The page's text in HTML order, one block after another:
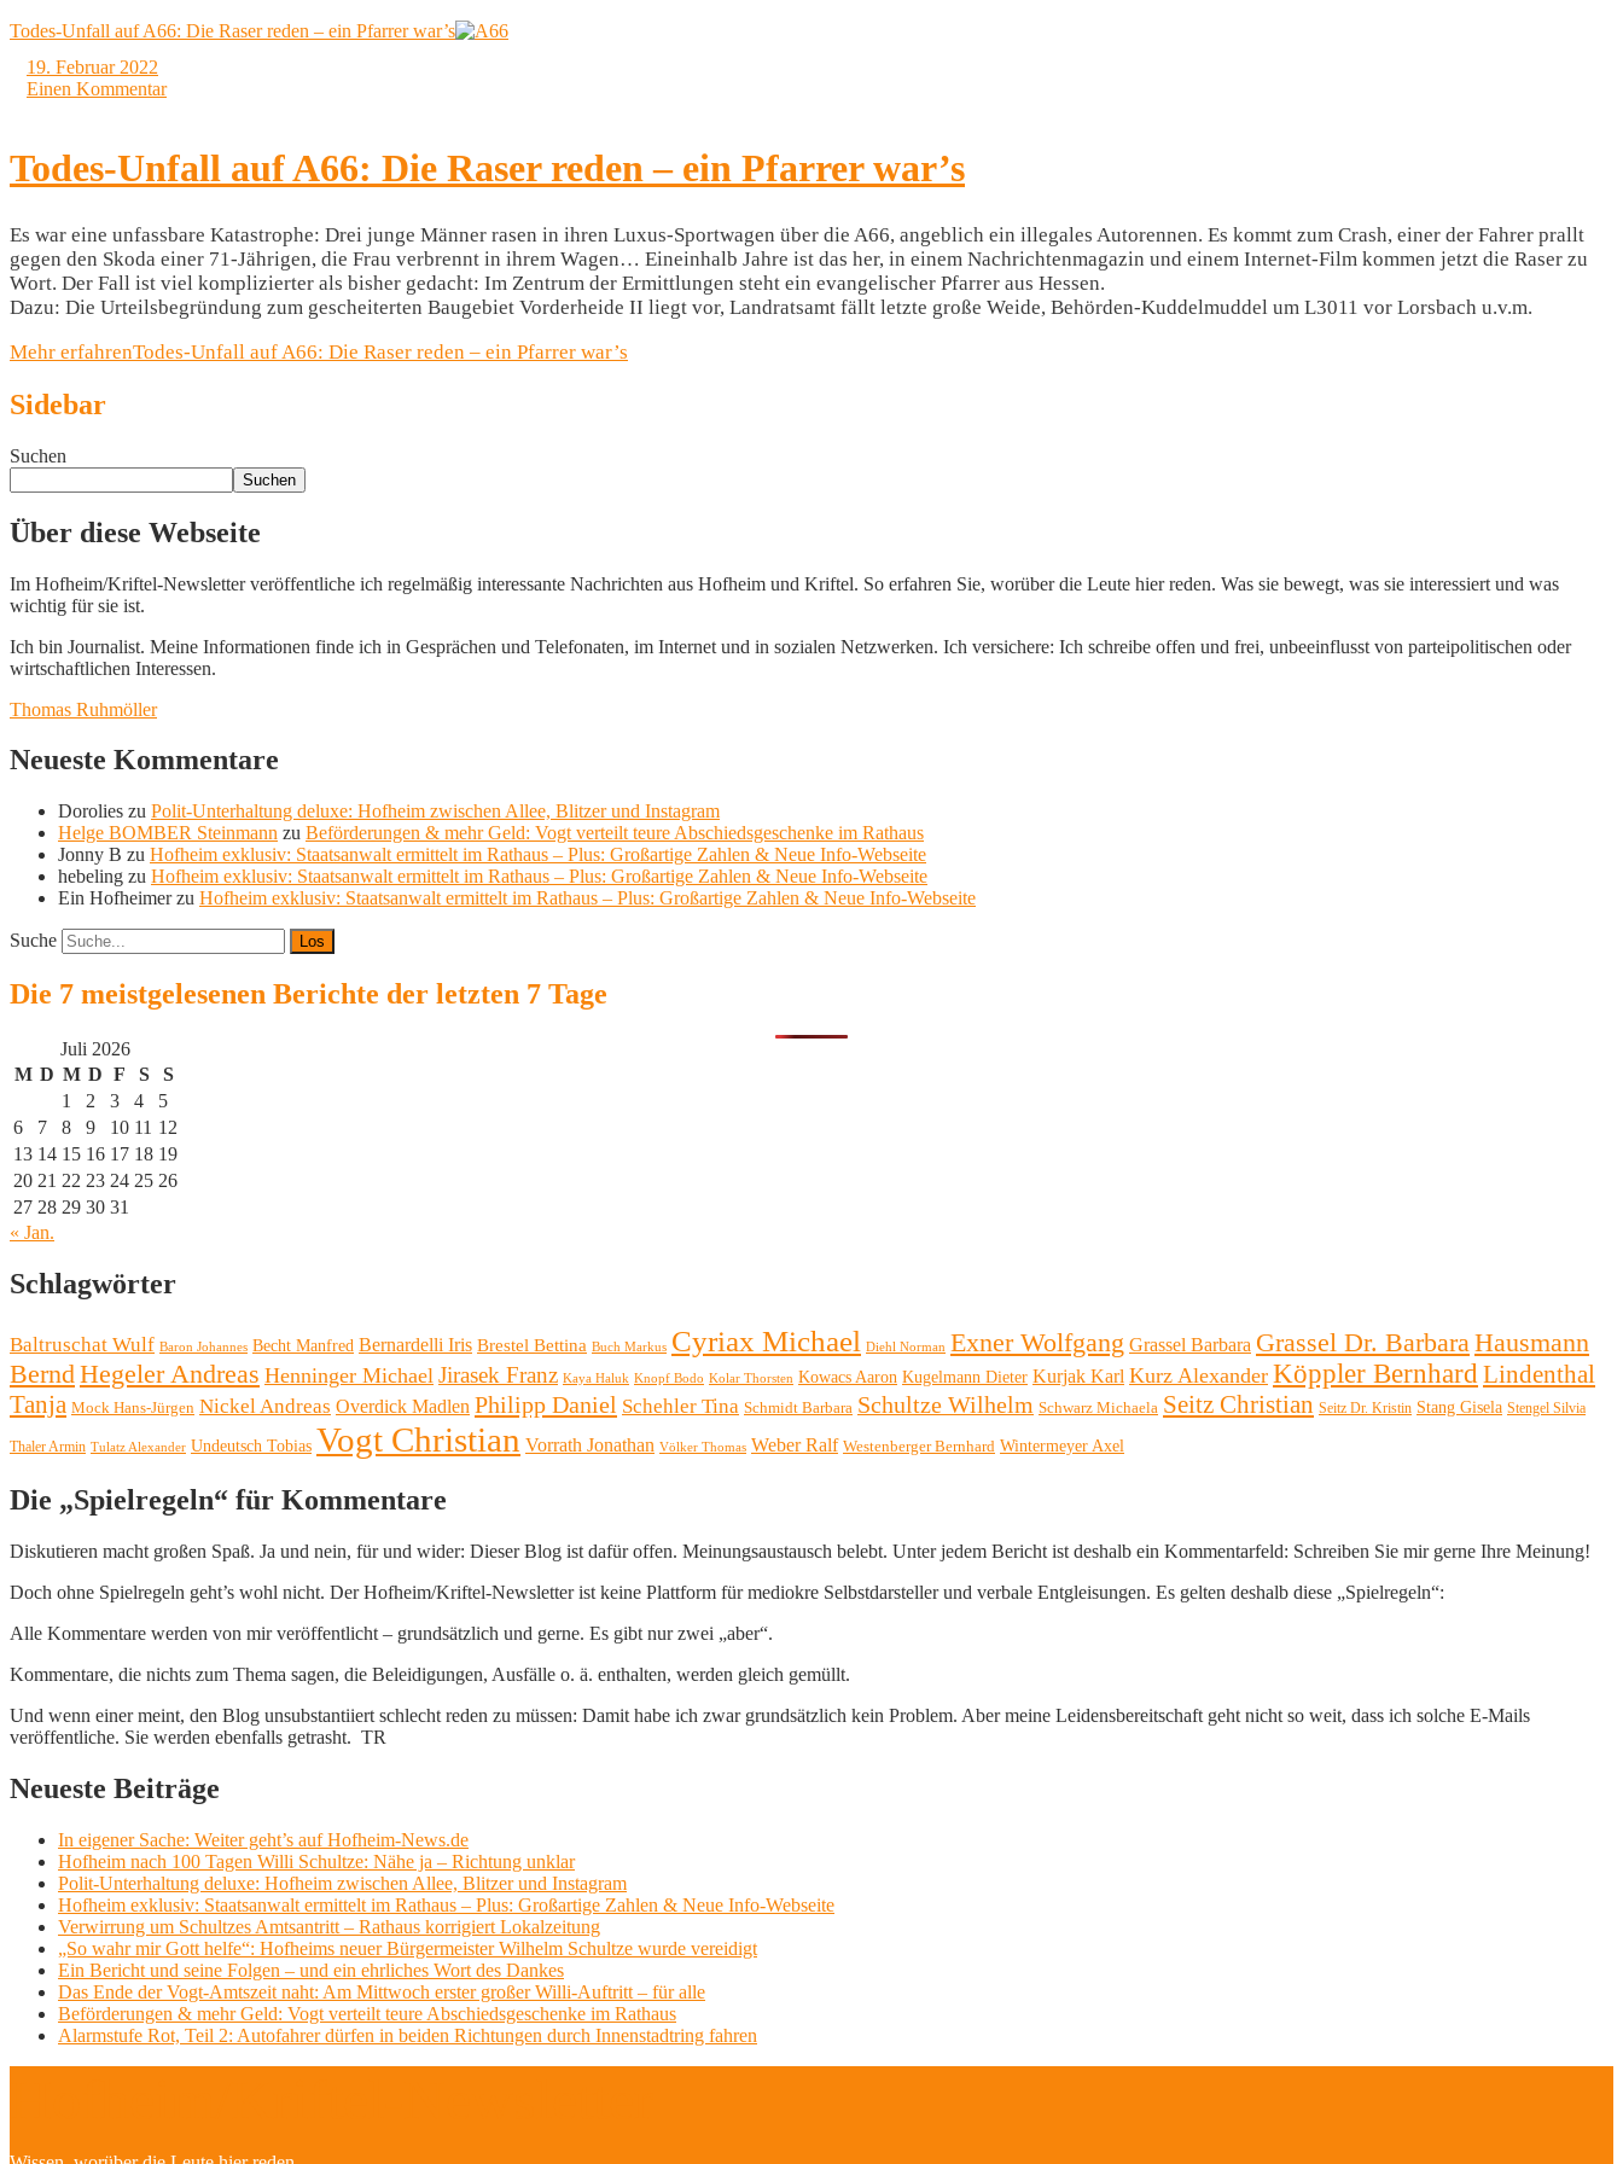
Todes-Unfall auf A66: Die Raser reden – ein Pfarrer war’s
19. Februar 2022
Einen Kommentar
Todes-Unfall auf A66: Die Raser reden – ein Pfarrer war’s
Es war eine unfassbare Katastrophe: Drei junge Männer rasen in ihren Luxus-Sportwagen über die A66, angeblich ein illegales Autorennen. Es kommt zum Crash, einer der Fahrer prallt
gegen den Skoda einer 71-Jährigen, die Frau verbrennt in ihrem Wagen… Eineinhalb Jahre ist das her, in einem Nachrichtenmagazin und einem Internet-Film kommen jetzt die Raser zu
Wort. Der Fall ist viel komplizierter als bisher gedacht: Im Zentrum der Ermittlungen steht ein evangelischer Pfarrer aus Hessen.
Dazu: Die Urteilsbegründung zum gescheiterten Baugebiet Vorderheide II liegt vor, Landratsamt fällt letzte große Weide, Behörden-Kuddelmuddel um L3011 vor Lorsbach u.v.m.
Mehr erfahrenTodes-Unfall auf A66: Die Raser reden – ein Pfarrer war’s
Sidebar
Suchen
Suchen
Über diese Webseite
Im Hofheim/Kriftel-Newsletter veröffentliche ich regelmäßig interessante Nachrichten aus Hofheim und Kriftel. So erfahren Sie, worüber die Leute hier reden. Was sie bewegt, was sie interessiert und was
wichtig für sie ist.
Ich bin Journalist. Meine Informationen finde ich in Gesprächen und Telefonaten, im Internet und in sozialen Netzwerken. Ich versichere: Ich schreibe offen und frei, unbeeinflusst von parteipolitischen oder
wirtschaftlichen Interessen.
Thomas Ruhmöller
Neueste Kommentare
Dorolies zu Polit-Unterhaltung deluxe: Hofheim zwischen Allee, Blitzer und Instagram
Helge BOMBER Steinmann zu Beförderungen & mehr Geld: Vogt verteilt teure Abschiedsgeschenke im Rathaus
Jonny B zu Hofheim exklusiv: Staatsanwalt ermittelt im Rathaus – Plus: Großartige Zahlen & Neue Info-Webseite
hebeling zu Hofheim exklusiv: Staatsanwalt ermittelt im Rathaus – Plus: Großartige Zahlen & Neue Info-Webseite
Ein Hofheimerzu Hofheim exklusiv: Staatsanwalt ermittelt im Rathaus – Plus: Großartige Zahlen & Neue Info-Webseite
Suche
Die 7 meistgelesenen Berichte der letzten 7 Tage
Juli 2026
M D M D F S
S
1
2 3 4
5
6
7 8 9 10 11 12
13 14 15 16 17 18 19
20 21 22 23 24 25 26
27 28 29 30 31
« Jan.
Schlagwörter
Baltruschat Wulf Baron Johannes Becht Manfred Bernardelli Iris Brestel Bettina Buch Markus Cyriax Michael Diehl Norman Exner Wolfgang Grassel Barbara Grassel Dr. BarbaraHausmann
Bernd Hegeler Andreas Henninger Michael Jirasek Franz Kaya Haluk Knopf Bodo Kolar Thorsten Kowacs Aaron Kugelmann Dieter Kurjak Karl Kurz Alexander Köppler Bernhard Lindenthal
Tanja Mock Hans-Jürgen Nickel Andreas Overdick Madlen Philipp Daniel Schehler Tina Schmidt Barbara Schultze Wilhelm Schwarz Michaela Seitz Christian Seitz Dr. Kristin Stang Gisela Stengel Silvia
Thaler Armin Tulatz Alexander Undeutsch Tobias Vogt Christian Vorrath Jonathan Völker Thomas Weber Ralf Westenberger Bernhard Wintermeyer Axel
Die „Spielregeln“ für Kommentare
Diskutieren macht großen Spaß. Ja und nein, für und wider: Dieser Blog ist dafür offen. Meinungsaustausch belebt. Unter jedem Bericht ist deshalb ein Kommentarfeld: Schreiben Sie mir gerne Ihre Meinung!
Doch ohne Spielregeln geht’s wohl nicht. Der Hofheim/Kriftel-Newsletter ist keine Plattform für mediokre Selbstdarsteller und verbale Entgleisungen. Es gelten deshalb diese „Spielregeln“:
Alle Kommentare werden von mir veröffentlicht – grundsätzlich und gerne. Es gibt nur zwei „aber“.
Kommentare, die nichts zum Thema sagen, die Beleidigungen, Ausfälle o. ä. enthalten, werden gleich gemüllt.
Und wenn einer meint, den Blog unsubstantiiert schlecht reden zu müssen: Damit habe ich zwar grundsätzlich kein Problem. Aber meine Leidensbereitschaft geht nicht so weit, dass ich solche E-Mails
veröffentliche. Sie werden ebenfalls getrasht. TR
Neueste Beiträge
In eigener Sache: Weiter geht’s auf Hofheim-News.de
Hofheim nach 100 Tagen Willi Schultze: Nähe ja – Richtung unklar
Polit-Unterhaltung deluxe: Hofheim zwischen Allee, Blitzer und Instagram
Hofheim exklusiv: Staatsanwalt ermittelt im Rathaus – Plus: Großartige Zahlen & Neue Info-Webseite
Verwirrung um Schultzes Amtsantritt – Rathaus korrigiert Lokalzeitung
„So wahr mir Gott helfe“: Hofheims neuer Bürgermeister Wilhelm Schultze wurde vereidigt
Ein Bericht und seine Folgen – und ein ehrliches Wort des Dankes
Das Ende der Vogt-Amtszeit naht: Am Mittwoch erster großer Willi-Auftritt – für alle
Beförderungen & mehr Geld: Vogt verteilt teure Abschiedsgeschenke im Rathaus
Alarmstufe Rot, Teil 2: Autofahrer dürfen in beiden Richtungen durch Innenstadtring fahren